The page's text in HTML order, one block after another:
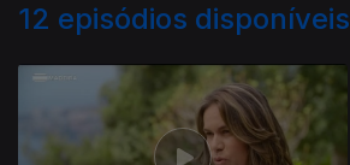
12 episódios disponíveis